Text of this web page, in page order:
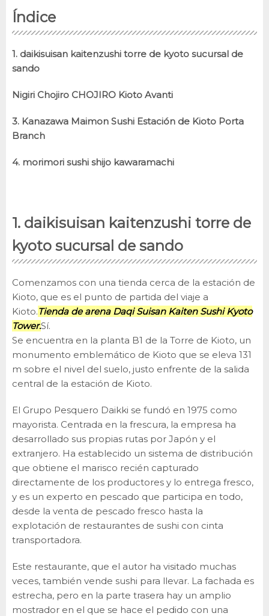
Índice
1. daikisuisan kaitenzushi torre de kyoto sucursal de
sando
Nigiri Chojiro CHOJIRO Kioto Avanti
3. Kanazawa Maimon Sushi Estación de Kioto Porta
Branch
4. morimori sushi shijo kawaramachi
1. daikisuisan kaitenzushi torre de
kyoto sucursal de sando
Comenzamos con una tienda cerca de la estación de
Kioto, que es el punto de partida del viaje a
Kioto.Tienda de arena Daqi Suisan Kaiten Sushi Kyoto
Tower.Sí.
Se encuentra en la planta B1 de la Torre de Kioto, un
monumento emblemático de Kioto que se eleva 131
m sobre el nivel del suelo, justo enfrente de la salida
central de la estación de Kioto.
El Grupo Pesquero Daikki se fundó en 1975 como
mayorista. Centrada en la frescura, la empresa ha
desarrollado sus propias rutas por Japón y el
extranjero. Ha establecido un sistema de distribución
que obtiene el marisco recién capturado
directamente de los productores y lo entrega fresco,
y es un experto en pescado que participa en todo,
desde la venta de pescado fresco hasta la
explotación de restaurantes de sushi con cinta
transportadora.
Este restaurante, que el autor ha visitado muchas
veces, también vende sushi para llevar. La fachada es
estrecha, pero en la parte trasera hay un amplio
mostrador en el que se hace el pedido con una